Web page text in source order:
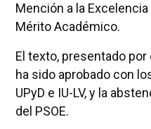
Mención a la
Mérito Académico.
El texto, presentado
ha sido aprobado con
UPyD e IU-LV, y la
del PSOE.